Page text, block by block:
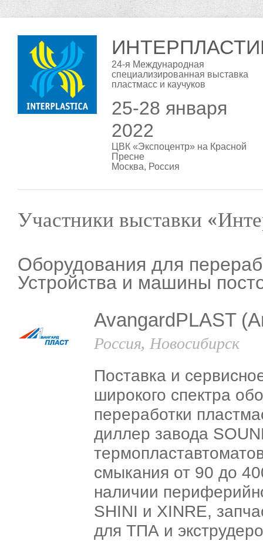
24-я Международная
специализированная выставка
пластмасс и каучуков
25-28 января
2022
ЦВК «Экспоцентр» на Красной
Пресне
Москва, Россия
Участники выставки
Оборудования для
Устройства и машины
AvangardPLAST
Россия, Новосибирск
Поставка и
широкого спектра
переработки
диллер завода
смыкания от 90 до
наличии
SHINI и XINRE,
для ТПА и